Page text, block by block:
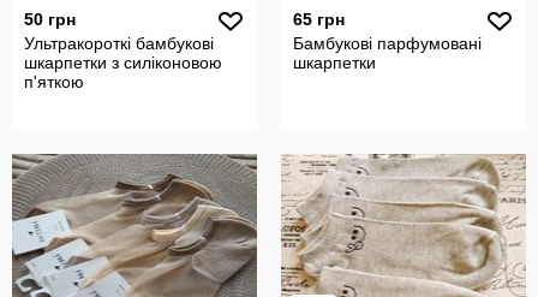
50 грн
Ультракороткі бамбукові
шкарпетки з силіконовою
п'яткою
65 грн
Бамбукові парфумовані
шкарпетки